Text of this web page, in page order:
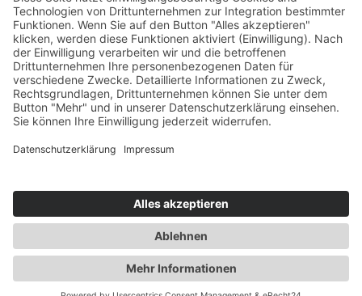
Impressum
Datenschutzerklärung
Telefon: 0391 59689257
info@fontanherzen.de